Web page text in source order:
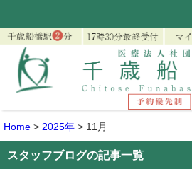
Home > 2025年 > 11月
スタッフブログの記事一覧